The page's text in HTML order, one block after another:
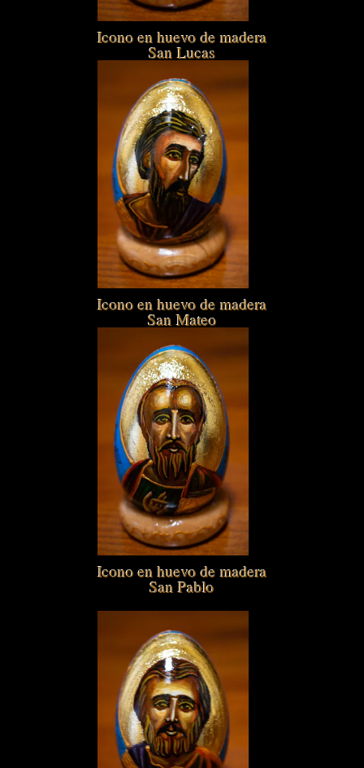
Icono en huevo de madera
San Lucas
Icono en huevo de madera
San Mateo
Icono en huevo de madera
San Pablo